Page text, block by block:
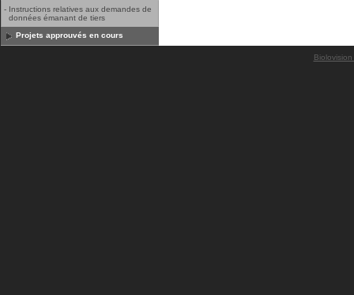
- Instructions relatives aux demandes de
données émanant de tiers
Projets approuvés en cours
Biolovision